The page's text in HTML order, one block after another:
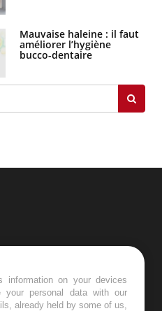
: comment le
de plus en plus sur
Mauvaise haleine : il faut
améliorer l’hygiène
bucco-dentaire
on your devices
personal data with our
already held by some of us,